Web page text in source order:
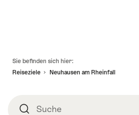
Sie befinden sich hier:
Reiseziele
Neuhausen am Rheinfall
SucheSuche